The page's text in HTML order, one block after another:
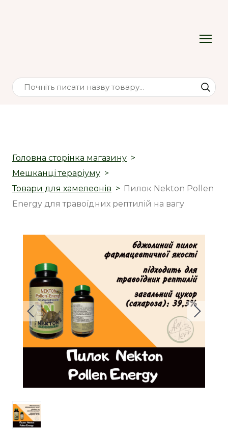
Головна сторінка магазину
Мешканці тераріуму
Товари для хамелеонів
Пилок Nekton Pollen
Energy для травоїдних рептилій на вагу